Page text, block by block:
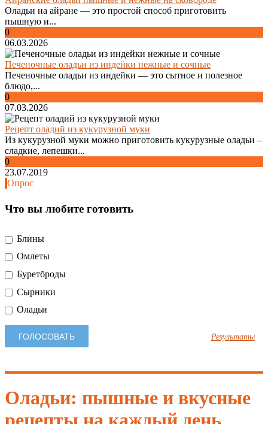
Оладьи на айране — это простой способ приготовить
пышную и...
0
06.03.2026
Печеночные оладьи из индейки нежные и сочные
Печеночные оладьи из индейки — это сытное и полезное
блюдо,...
0
07.03.2026
Рецепт оладий из кукурузной муки
Из кукурузной муки можно приготовить кукурузные оладьи –
сладкие, лепешки...
0
23.07.2019
Опрос
Что вы любите готовить
Блины
Омлеты
Буретброды
Сырники
Оладьи
Результаты
Оладьи: пышные и вкусные
рецепты на каждый день